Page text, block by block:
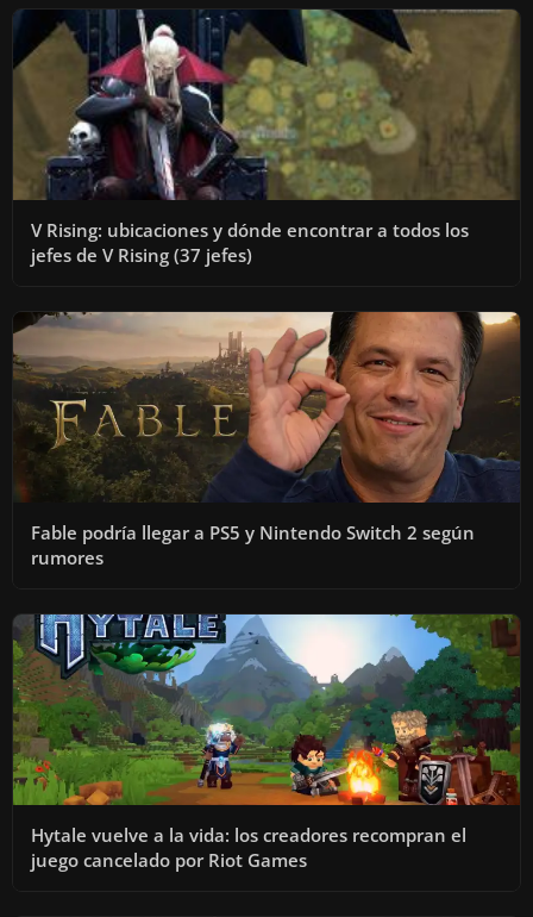
V Rising: ubicaciones y dónde encontrar a todos los
jefes de V Rising (37 jefes)
Fable podría llegar a PS5 y Nintendo Switch 2 según
rumores
Hytale vuelve a la vida: los creadores recompran el
juego cancelado por Riot Games